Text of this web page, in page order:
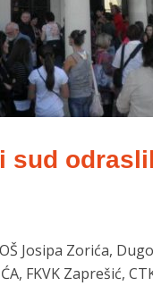
sud
Josipa Zorića,
FKVK Zaprešić,